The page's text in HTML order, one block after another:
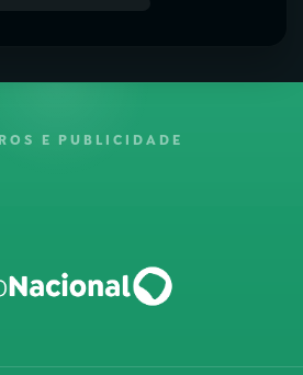
E PUBLICIDADE